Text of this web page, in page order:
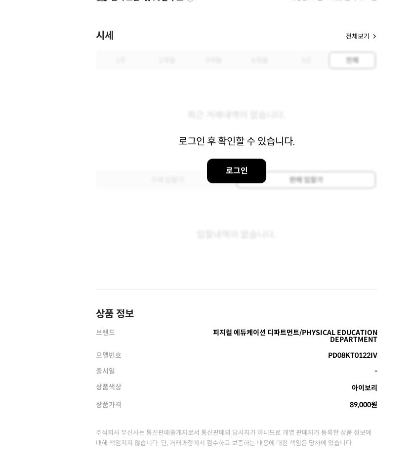
시세 전체보기
로그인 후 확인할 수 있습니다.
로그인
전체
판매 입찰가
상품 정보
브랜드 피지컬 에듀케이션 디파트먼트/PHYSICAL EDUCATION
DEPARTMENT
모델번호
PD08KT0122IV
출시일
-
상품색상
아이보리
상품가격
89,000원
주식회사 무신사는 통신판매중개자로서 통신판매의 당사자가 아니므로 개별 판매자가 등록한 상품 정보에
대해 책임지지 않습니다. 단, 거래과정에서 검수하고 보증하는 내용에 대한 책임은 당사에 있습니다.